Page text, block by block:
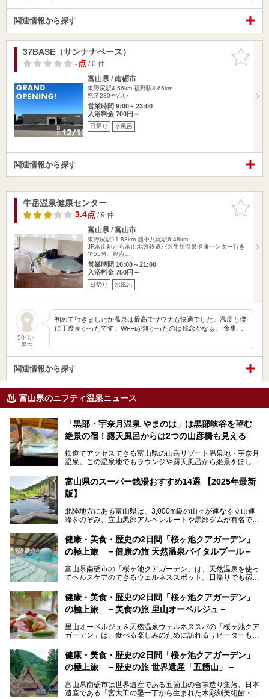
関連情報から探す
お気に入
りに追加
37BASE（サンナナベース）
-点/ 0 件
富山県 / 南砺市
東野尻駅4.56km 福野駅3.66km
県道280号沿い
営業時間 9:00～23:00
入浴料金 700円～
日帰り 水風呂
関連情報から探す
お気に入
りに追加
牛岳温泉健康センター
3.4点/ 9 件
富山県 / 富山市
東野尻駅11.83km 越中八尾駅6.48km
JR富山駅から富山地方鉄道バス牛岳温泉健康センター行き
で55分、終点…
営業時間 10:00～21:00
入浴料金 750円～
日帰り 水風呂
50代～
男性
初めて行きましたが温泉は最高でサウナも快適でした。温度も僕
に丁度良かったです。Wi-Fiが無かったのは残念かなぁ。 食事…
関連情報から探す
富山県のニフティ温泉ニュース
「黒部・宇奈月温泉 やまのは」は黒部峡谷を望む
絶景の宿！露天風呂からは2つの山彦橋も見える
鉄道でアクセスできる富山県の山岳リゾート温泉地・宇奈月
温泉。この温泉地でもラウンジや露天風呂から絶景をほしい
の「黒部・宇奈月温泉 やまのは」。
自慢の眺望、温泉、居心地の良い客室、ビュッフェ式の食事
ます。日常から少し離れて、山懐で自然に癒されたいと思う
方にぴったりの温泉です。冬なら雪景色も絵になりますよ。
───
提供元：オリックス・ホテルマネジメント株式会社【PR】
この記事は黒部・宇奈月温泉 やまのはのPR記事です。
富山県のスーパー銭湯おすすめ14選 【2025年最新
版】
北陸地方にある富山県は、3,000m級の山々が連なる立山連
峰をのぞみ、立山黒部アルペンルートや黒部ダムが有名で
の（新鮮な）海の幸も見逃せません！
北陸新幹線が開業し、実は東京からも2時間ほどでアクセス
のいい天然温泉が豊富で、すぐにでも出かけたくなる施設が
満載ですよ。
健康・美食・歴史の2日間「桜ヶ池クアガーデン」
の極上旅 －健康の旅 天然温泉バイタルプール－
富山県南砺市の「桜ヶ池クアガーデン」は、天然温泉を使っ
てヘルスケアのできるウェルネススポット。日帰りでも宿泊
るので、ゆったり楽しみながら美しく健康に。
そんな「桜ヶ池クアガーデン」の天然温泉バイタルプールと
ートしたいと思います。
健康・美食・歴史の2日間「桜ヶ池クアガーデン」
の極上旅 －美食の旅 里山オーベルジュ－
里山オーベルジュ＆天然温泉ウェルネススパの「桜ヶ池クア
ガーデン」は、食べる楽しみのために訪れるリピーターも多
月、水はフレンチ、火、木は和食、土日はその両方がランチ
とディナーで味わえます。オリジナルのスイーツも評判で
す。
そんな「桜ヶ池クアガーデン」に宿泊して、食を満喫してき
たのでじっくりご紹介します！
健康・美食・歴史の2日間「桜ヶ池クアガーデン」
の極上旅 －歴史の旅 世界遺産「五箇山」－
富山県南砺市は世界遺産である五箇山の合掌造り集落、日本
遺産である「宮大工の鑿一丁から生まれた木彫刻美術館・井